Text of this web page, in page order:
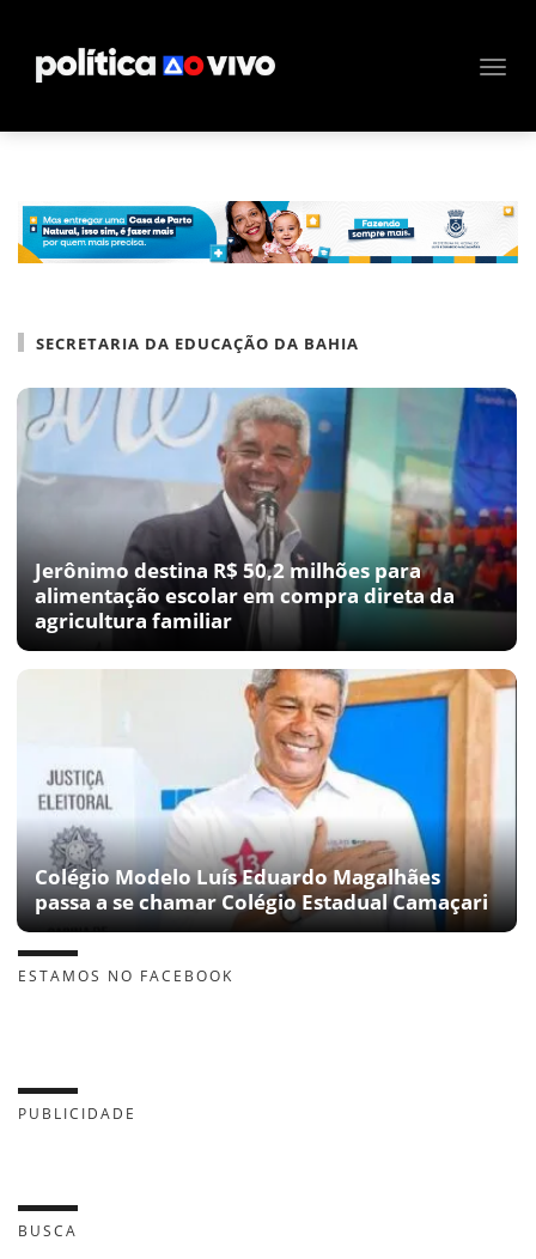
SECRETARIA DA EDUCAÇÃO DA BAHIA
Jerônimo destina R$ 50,2 milhões para
alimentação escolar em compra direta da
agricultura familiar
Colégio Modelo Luís Eduardo Magalhães
passa a se chamar Colégio Estadual Camaçari
ESTAMOS NO FACEBOOK
PUBLICIDADE
BUSCA